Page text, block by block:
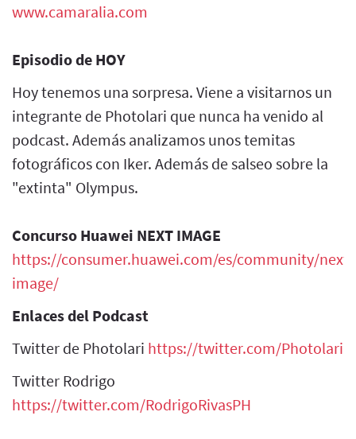
www.camaralia.com
Episodio de HOY
Hoy tenemos una sorpresa. Viene a visitarnos un
integrante de Photolari que nunca ha venido al
podcast. Además analizamos unos temitas
fotográficos con Iker. Además de salseo sobre la
"extinta" Olympus.
Concurso Huawei NEXT IMAGE
https://consumer.huawei.com/es/community/next-
image/
Enlaces del Podcast
Twitter de Photolari https://twitter.com/Photolari
Twitter Rodrigo
https://twitter.com/RodrigoRivasPH